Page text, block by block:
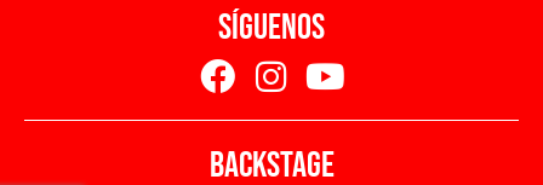
SÍGUENOS
BACKSTAGE